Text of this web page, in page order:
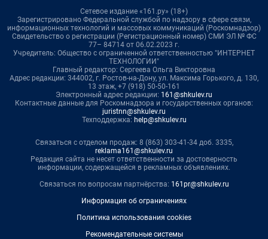
Сетевое издание «161.ру» (18+)
Зарегистрировано Федеральной службой по надзору в сфере связи,
информационных технологий и массовых коммуникаций (Роскомнадзор)
Свидетельство о регистрации (Регистрационный номер) СМИ ЭЛ № ФС
77– 84714 от 06.02.2023 г.
Учредитель: Общество с ограниченной ответственностью "ИНТЕРНЕТ
ТЕХНОЛОГИИ"
Главный редактор: Сергеева Ольга Викторовна
Адрес редакции: 344002, г. Ростов-на-Дону, ул. Максима Горького, д. 130,
13 этаж, +7 (918) 50-50-161
Электронный адрес редакции: 161@shkulev.ru
Контактные данные для Роскомнадзора и государственных органов:
juristnn@shkulev.ru
Техподдержка: help@shkulev.ru
Связаться с отделом продаж: 8 (863) 303-41-34 доб. 3335,
reklama161@shkulev.ru
Редакция сайта не несет ответственности за достоверность
информации, содержащейся в рекламных объявлениях.
Связаться по вопросам партнёрства: 161pr@shkulev.ru
Информация об ограничениях
Политика использования cookies
Рекомендательные системы